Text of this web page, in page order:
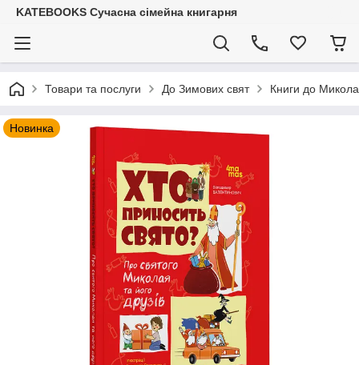
KATEBOOKS Сучасна сімейна книгарня
Товари та послуги До Зимових свят Книги до
Новинка